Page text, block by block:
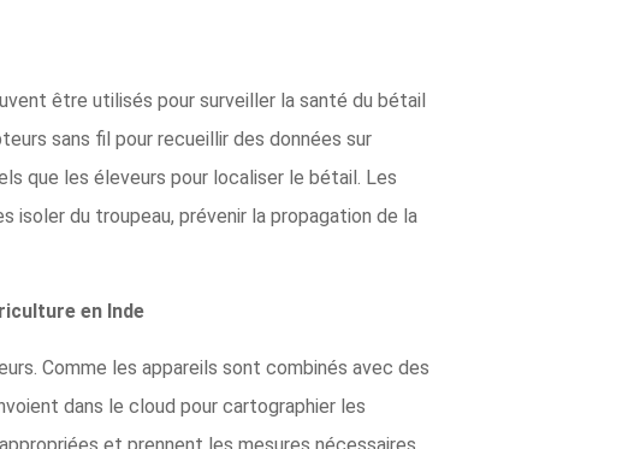
être utilisés pour surveiller la santé du bétail
sans fil pour recueillir des données sur
que les éleveurs pour localiser le bétail. Les
du troupeau, prévenir la propagation de la
en Inde
Comme les appareils sont combinés avec des
dans le cloud pour cartographier les